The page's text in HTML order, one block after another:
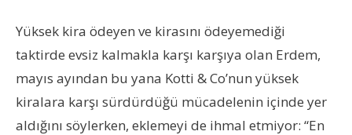
Yüksek kira ödeyen ve kirasını ödeyemediği
taktirde evsiz kalmakla karşı karşıya olan Erdem,
mayıs ayından bu yana Kotti & Co’nun yüksek
kiralara karşı sürdürdüğü mücadelenin içinde yer
aldığını söylerken, eklemeyi de ihmal etmiyor: “En